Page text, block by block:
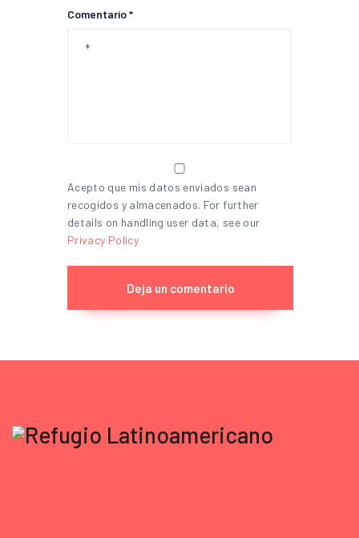
Comentario *
Acepto que mis datos enviados sean
recogidos y almacenados. For further
details on handling user data, see our
Privacy Policy